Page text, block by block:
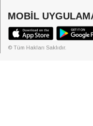
MOBİL
© Tüm Hakları Saklıdır.